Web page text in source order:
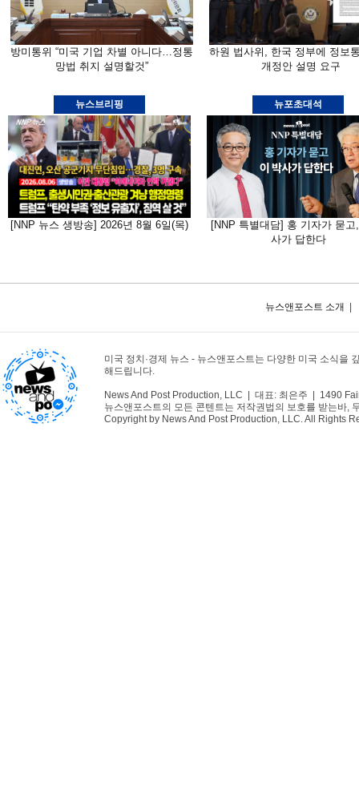
방미통위 “미국 기업 차별 아니다…정통
망법 취지 설명할것”
하원 법사위, 한국 정부에 정보
개정안 설명 요구
뉴스브리핑
[NNP 뉴스 생방송] 2026년 8월 6일(목)
뉴포초대석
[NNP 특별대담] 홍 기자가 묻고
사가 답한다
뉴스앤포스트 소개
미국 정치·경제 뉴스 - 뉴스앤포스트는 다양한 미국 소식을
해드립니다.
News And Post Production, LLC | 대표: 최은주 | 1490
뉴스앤포스트의 모든 콘텐트는 저작권법의 보호를 받는바,
Copyright by News And Post Production, LLC. All Rights